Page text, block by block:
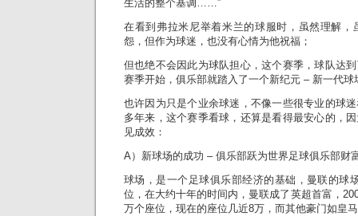
生活的整个基调……”
在看到弗拉米尼举着米兰的球服时，虽然理解，
怨，但作为球迷，也没有心情为他祝福；
但也绝不会因此为球队担心，这个赛季，球队达
赛季开始，俱乐部就踏入了一个新纪元 – 新一代球
也许因为只是个业余球迷，不像一些很专业的球
多年来，这个赛季看球，还算是看得最安心的，
见成效：
A）新球场的成功 – 俱乐部跃为世界足球俱乐部财
球场，是一个足球俱乐部经济的基础，曼联的球
位，在大约十年的时间内，曼联成了英超首富，
万个座位，现在的座位几近8万，而其他豪门如皇